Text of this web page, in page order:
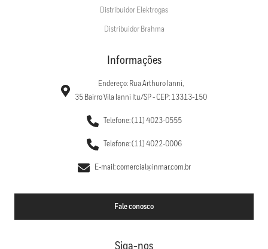
Distribuidor Elektrogas
Distribuidor Brahma
Informações
Endereço: Rua Arthuro Ianni,
35 Bairro Vila Ianni Itu/SP - CEP: 13313-150
Telefone: (11) 4023-0555
Telefone: (11) 4022-0006
E-mail: comercial@inmar.com.br
Fale conosco
Siga-nos